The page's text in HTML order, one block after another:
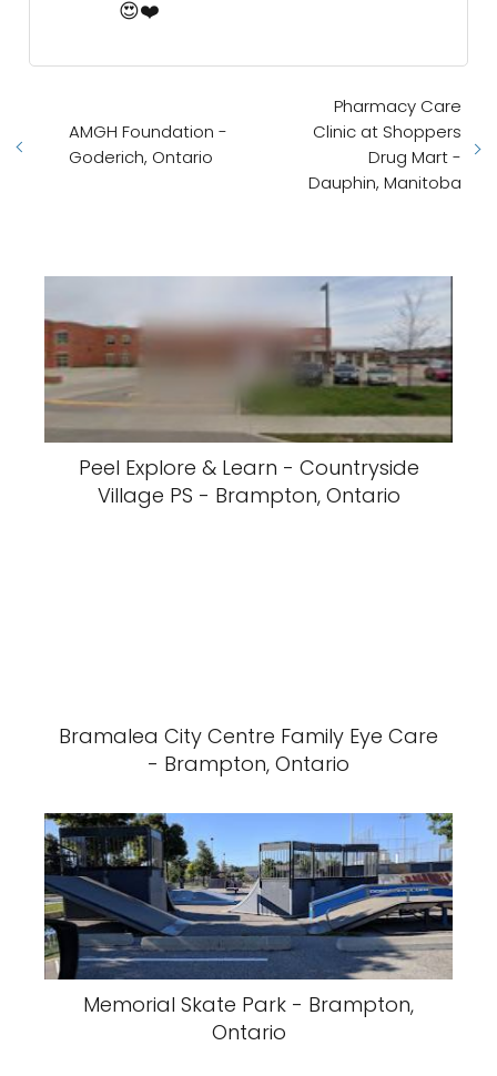
😍❤️
AMGH Foundation -
Goderich, Ontario
Pharmacy Care
Clinic at Shoppers
Drug Mart -
Dauphin, Manitoba
Peel Explore & Learn - Countryside
Village PS - Brampton, Ontario
Bramalea City Centre Family Eye Care
- Brampton, Ontario
Memorial Skate Park - Brampton,
Ontario